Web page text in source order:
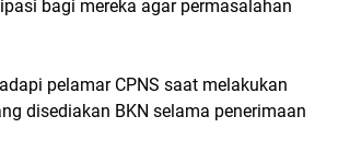
bagi mereka agar permasalahan
pelamar CPNS saat melakukan
disediakan BKN selama penerimaan